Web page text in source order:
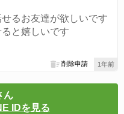
るお友達が欲しいです
と嬉しいです
1年前
削除申請
ん
IDを見る